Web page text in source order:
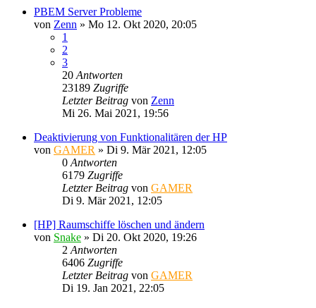
PBEM Server Probleme
von Zenn » Mo 12. Okt 2020, 20:05
1
2
3
20 Antworten
23189 Zugriffe
Letzter Beitrag von Zenn
Mi 26. Mai 2021, 19:56
Deaktivierung von Funktionalitären der HP
von GAMER » Di 9. Mär 2021, 12:05
0 Antworten
6179 Zugriffe
Letzter Beitrag von GAMER
Di 9. Mär 2021, 12:05
[HP] Raumschiffe löschen und ändern
von Snake » Di 20. Okt 2020, 19:26
2 Antworten
6406 Zugriffe
Letzter Beitrag von GAMER
Di 19. Jan 2021, 22:05